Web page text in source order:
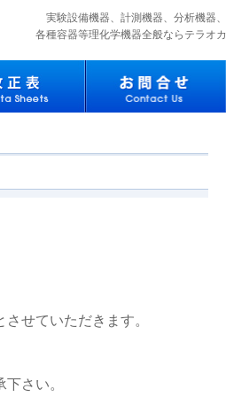
実験設備機器、計測機器、分析機器、
各種容器等理化学機器全般ならテラオカ
せていただきます。
さい。